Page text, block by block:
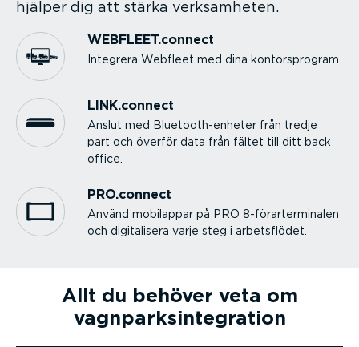
hjälper dig att stärka verksam­heten.
WEBFLEET.connect
Integrera Webfleet med dina kontors­program.
LINK.connect
Anslut med Bluetoot­h-en­heter från tredje
part och överför data från fältet till ditt back
office.
PRO.connect
Använd mobilappar på PRO 8-förar­ter­mi­nalen
och digita­lisera varje steg i arbets­flödet.
Allt du behöver veta om
vagnpark­sin­teg­ration